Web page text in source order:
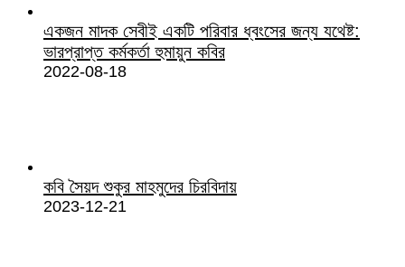
একজন মাদক সেবীই একটি পরিবার ধ্বংসের জন্য যথেষ্ট:
ভারপ্রাপ্ত কর্মকর্তা হুমায়ুন কবির
2022-08-18
কবি সৈয়দ শুকুর মাহমুদের চিরবিদায়
2023-12-21